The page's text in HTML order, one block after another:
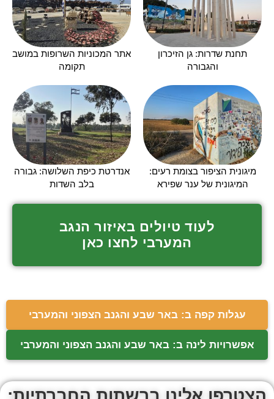
תחנת שדרות: גן הזיכרון
והגבורה
אתר המכוניות השרופות במושב
תקומה
מיגונית הציפור בצומת רעים:
המיגונית של ענר שפירא
אנדרטת כיפת השלושה: גבורה
בלב השדות
לעוד טיולים באיזור הנגב
המערבי לחצו כאן
עגלות קפה ב: באר שבע והגנב הצפוני והמערבי
אפשרויות לינה ב: באר שבע והגנב הצפוני והמערבי